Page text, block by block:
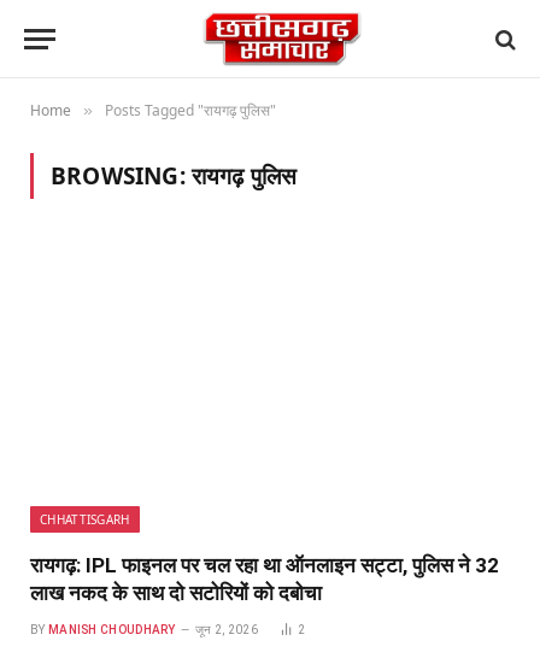
Home » Posts Tagged "रायगढ़ पुलिस"
BROWSING:रायगढ़ पुलिस
CHHATTISGARH
रायगढ़: IPL फाइनल पर चल रहा था ऑनलाइन सट्टा, पुलिस ने 32
लाख नकद के साथ दो सटोरियों को दबोचा
BY MANISH CHOUDHARY जून 2, 2026 2